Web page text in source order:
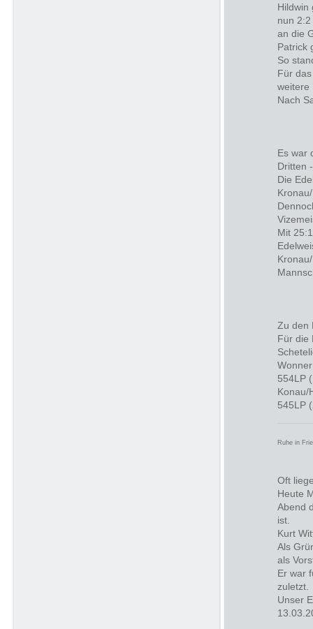
nun
an die
Patrick
So
Für
weitere
Nach
Es war
Dritten
Die
Mit
Zu den
Für die
554LP
Konau/
545LP
Ruhe in
Oft
Heute
Abend
ist.
Kurt
Als
als
Er war
zuletzt.
Unser